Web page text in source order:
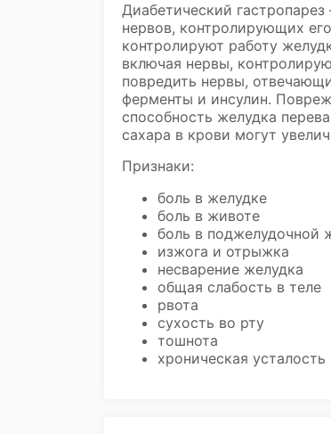
Диабетический
нервов, контролирующих
контролируют работу
включая нервы,
повредить нервы,
ферменты и инсулин.
способность желудка
сахара в крови могут
Признаки:
боль в желудке
боль в животе
боль в поджелудочной
изжога и отрыжка
несварение желудка
общая слабость в теле
рвота
сухость во рту
тошнота
хроническая